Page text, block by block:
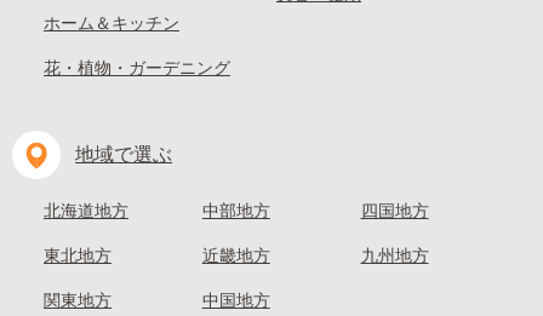
ホーム＆キッチン
花・植物・ガーデニング
地域で選ぶ
北海道地方
東北地方
関東地方
中部地方
近畿地方
中国地方
四国地方
九州地方